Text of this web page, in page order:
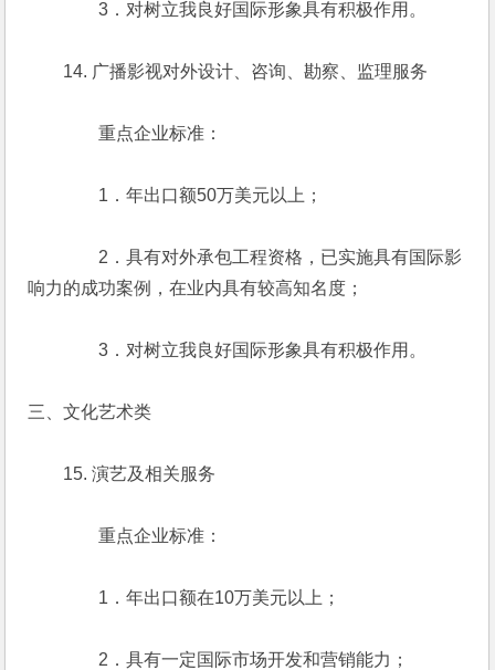
3．对树立我良好国际形象具有积极作用。
14. 广播影视对外设计、咨询、勘察、监理服务
重点企业标准：
1．年出口额50万美元以上；
2．具有对外承包工程资格，已实施具有国际影
响力的成功案例，在业内具有较高知名度；
3．对树立我良好国际形象具有积极作用。
三、文化艺术类
15. 演艺及相关服务
重点企业标准：
1．年出口额在10万美元以上；
2．具有一定国际市场开发和营销能力；